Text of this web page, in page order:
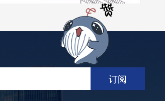
双排联动1P跟踪系统
双排联动1P跟踪系统依靠成熟的技术和
设计，提高供能、自动跟踪、智能计
算，帮助项目开发商和资产所有者从他
们的电厂中获得最大收益。与传统单排
更多的 +